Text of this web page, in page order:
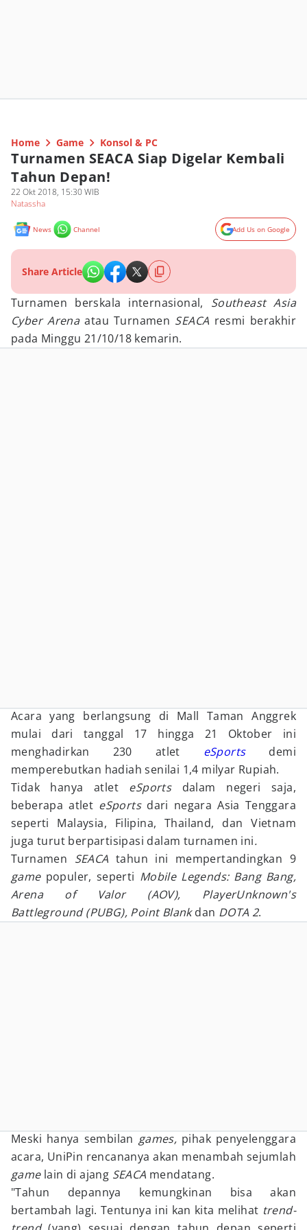
Home Game Konsol & PC
Turnamen SEACA Siap Digelar Kembali
Tahun Depan!
22 Okt 2018, 15:30 WIB
Natassha
News Channel Add Us on Google
Share Article
Turnamen berskala internasional, Southeast Asia
Cyber Arenaatau Turnamen SEACA resmi berakhir
pada Minggu 21/10/18 kemarin.
Acara yang berlangsung di Mall Taman Anggrek
mulai dari tanggal 17 hingga 21 Oktober ini
menghadirkan 230 atlet eSports
demi
memperebutkan hadiah senilai 1,4 milyar Rupiah.
Tidak hanya atlet eSports dalam negeri saja,
beberapa atlet eSports dari negara Asia Tenggara
seperti Malaysia, Filipina, Thailand, dan Vietnam
juga turut berpartisipasi dalam turnamen ini.
Turnamen SEACA tahun ini mempertandingkan 9
game populer, seperti Mobile Legends: Bang Bang,
Arena of Valor (AOV), PlayerUnknown's
Battleground (PUBG), Point Blankdan DOTA 2.
Meski hanya sembilan games, pihak penyelenggara
acara, UniPin rencananya akan menambah sejumlah
gamelain di ajang SEACA mendatang.
"Tahun depannya kemungkinan bisa akan
bertambah lagi. Tentunya ini kan kita melihat trend-